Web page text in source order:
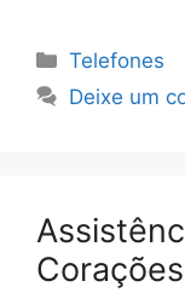
Categorias
Telefones
Deixe um